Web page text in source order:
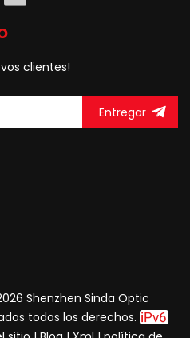
clientes!
Entregar
Shenzhen Sinda Optic
todos los derechos.